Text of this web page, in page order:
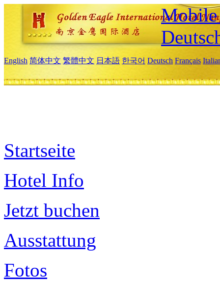
Mobile
English 简体中文 繁體中文 日本語 한국어 Deutsch Français
Startseite
Hotel Info
Jetzt buchen
Ausstattung
Fotos